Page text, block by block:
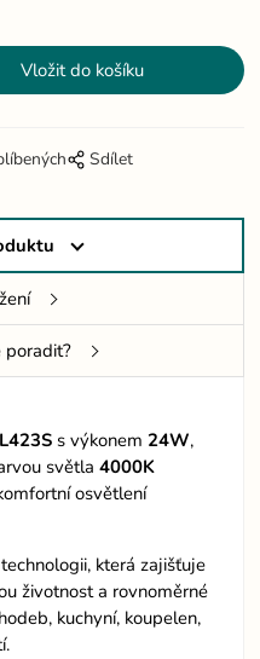
Sdílet
poradit?
s výkonem 24W,
světla4000K
osvětlení
která zajišťuje
životnost a rovnoměrné
kuchyní, koupelen,